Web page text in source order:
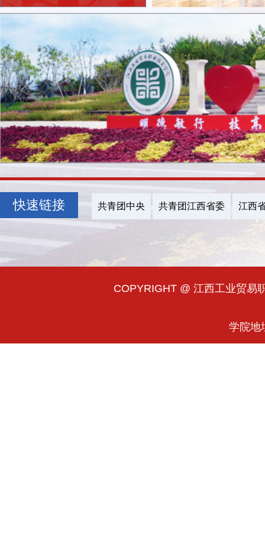
快速链接 共青团中央 共青团江西省委 江西
COPYRIGHT @ 江西工业贸易
学院地